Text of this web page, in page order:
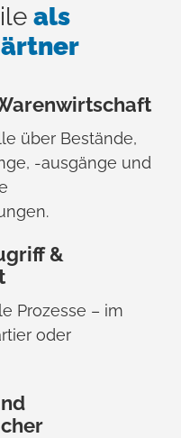
als
über Bestände,
-ausgänge und
&
Prozesse – im
oder